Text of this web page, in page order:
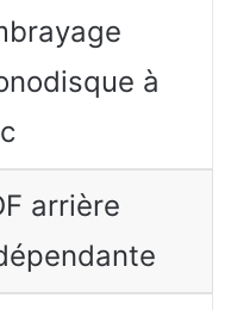
à
arrière